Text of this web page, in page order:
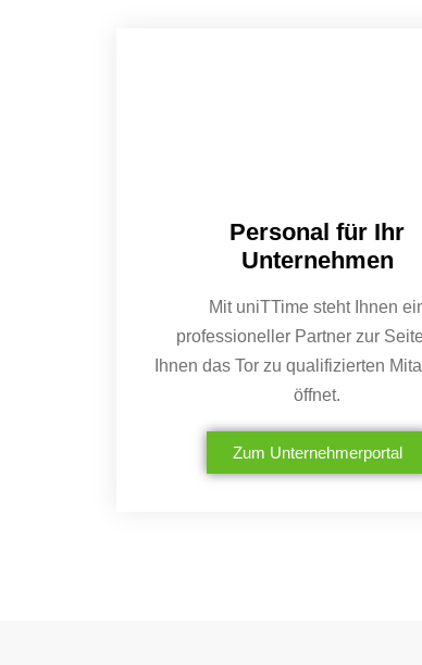
Personal für Ihr
Unternehmen
Mit uniTTime steht Ihnen
professioneller Partner zur
Ihnen das Tor zu qualifizierten
öffnet.
Zum Unternehmerportal